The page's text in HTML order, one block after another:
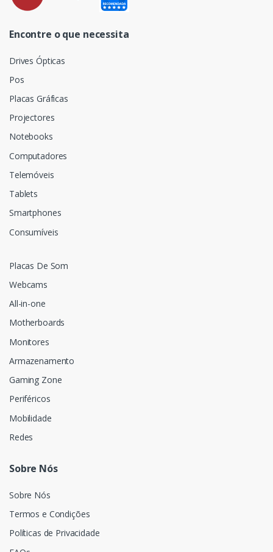
Encontre o que necessita
Drives Ópticas
Pos
Placas Gráficas
Projectores
Notebooks
Computadores
Telemóveis
Tablets
Smartphones
Consumíveis
Placas De Som
Webcams
All-in-one
Motherboards
Monitores
Armazenamento
Gaming Zone
Periféricos
Mobilidade
Redes
Sobre Nós
Sobre Nós
Termos e Condições
Políticas de Privacidade